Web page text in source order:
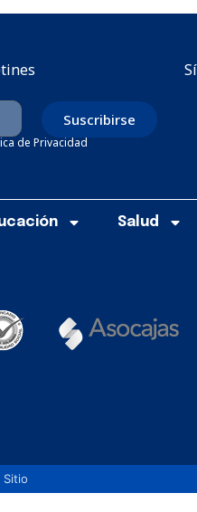
Suscribirse
de Privacidad
Salud
Sitio